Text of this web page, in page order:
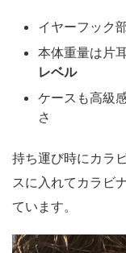
イヤーフック
本体重量は片
レベル
ケースも高級
さ
持ち運び時にカラ
スに入れてカラビ
ています。